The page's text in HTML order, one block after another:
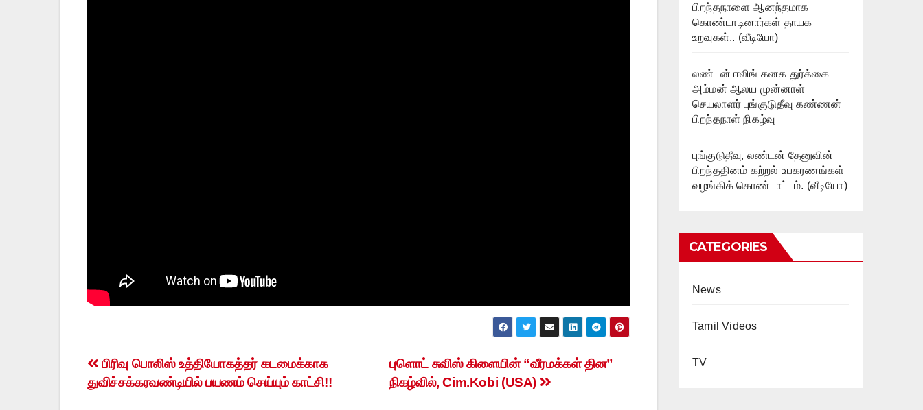
Post
navigation
புளொட் சுவிஸ் கிளையின் “வீரமக்கள் தின”
நிகழ்வில், Cim.Kobi (USA)
பிரிவு பொலிஸ் உத்தியோகத்தர் கடமைக்காக
துவிச்சக்கரவண்டியில் பயணம் செய்யும் காட்சி!!
பிறந்தநாளை ஆனந்தமாக
கொண்டாடினார்கள் தாயக
உறவுகள்.. (வீடியோ)
லண்டன் ஈலிங் கனக துர்க்கை
அம்மன் ஆலய முன்னாள்
செயலாளர் புங்குடுதீவு கண்ணன்
பிறந்தநாள் நிகழ்வு
புங்குடுதீவு, லண்டன் தேனுவின்
பிறந்ததினம் கற்றல் உபகரணங்கள்
வழங்கிக் கொண்டாட்டம். (வீடியோ)
CATEGORIES
News
Tamil Videos
TV